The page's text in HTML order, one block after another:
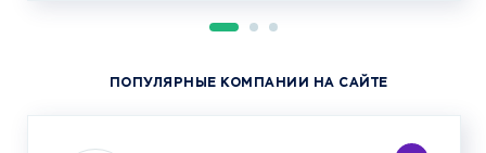
ПОПУЛЯРНЫЕ КОМПАНИИ НА САЙТЕ